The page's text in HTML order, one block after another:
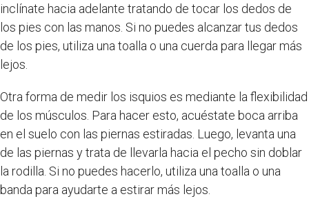
inclínate hacia adelante tratando de tocar los dedos de
los pies con las manos. Si no puedes alcanzar tus dedos
de los pies, utiliza una toalla o una cuerda para llegar más
lejos.
Otra forma de medir los isquios es mediante la flexibilidad
de los músculos. Para hacer esto, acuéstate boca arriba
en el suelo con las piernas estiradas. Luego, levanta una
de las piernas y trata de llevarla hacia el pecho sin doblar
la rodilla. Si no puedes hacerlo, utiliza una toalla o una
banda para ayudarte a estirar más lejos.